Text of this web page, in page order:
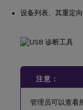
设备列表、其重定
注意：
管理员可以查看